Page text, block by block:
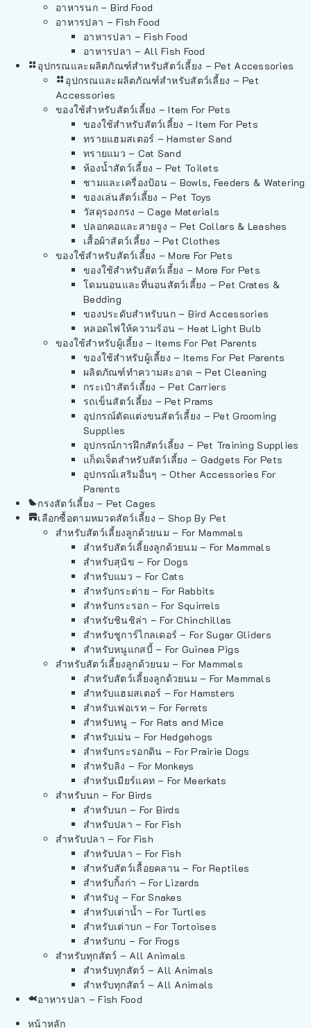
อาหารนก – Bird Food
อาหารปลา – Fish Food
อาหารปลา – Fish Food
อาหารปลา – All Fish Food
อุปกรณและผลิตภัณฑ์สำหรับสัตว์เลี้ยง – Pet Accessories
อุปกรณและผลิตภัณฑ์สำหรับสัตว์เลี้ยง – Pet
Accessories
ของใช้สำหรับสัตว์เลี้ยง – Item For Pets
ของใช้สำหรับสัตว์เลี้ยง – Item For Pets
ทรายแฮมสเตอร์ – Hamster Sand
ทรายแมว – Cat Sand
ห้องน้ำสัตว์เลี้ยง – Pet Toilets
ชามและเครื่องป้อน – Bowls, Feeders & Watering
ของเล่นสัตว์เลี้ยง – Pet Toys
วัสดุรองกรง – Cage Materials
ปลอกคอและสายจูง – Pet Collars & Leashes
เสื้อผ้าสัตว์เลี้ยง – Pet Clothes
ของใช้สำหรับสัตว์เลี้ยง – More For Pets
ของใช้สำหรับสัตว์เลี้ยง – More For Pets
โดมนอนและที่นอนสัตว์เลี้ยง – Pet Crates &
Bedding
ของประดับสำหรับนก – Bird Accessories
หลอดไฟให้ความร้อน – Heat Light Bulb
ของใช้สำหรับผู้เลี้ยง – Items For Pet Parents
ของใช้สำหรับผู้เลี้ยง – Items For Pet Parents
ผลิตภัณฑ์ทำความสะอาด – Pet Cleaning
กระเป๋าสัตว์เลี้ยง – Pet Carriers
รถเข็นสัตว์เลี้ยง – Pet Prams
อุปกรณ์ตัดแต่งขนสัตว์เลี้ยง – Pet Grooming
Supplies
อุปกรณ์การฝึกสัตว์เลี้ยง – Pet Training Supplies
แก็ดเจ็ตสำหรับสัตว์เลี้ยง – Gadgets For Pets
อุปกรณ์เสริมอื่นๆ – Other Accessories For
Parents
กรงสัตว์เลี้ยง – Pet Cages
เลือกซื้อตามหมวดสัตว์เลี้ยง – Shop By Pet
สำหรับสัตว์เลี้ยงลูกด้วยนม – For Mammals
สำหรับสัตว์เลี้ยงลูกด้วยนม – For Mammals
สำหรับสุนัข – For Dogs
สำหรับแมว – For Cats
สำหรับกระต่าย – For Rabbits
สำหรับกระรอก – For Squirrels
สำหรับชินชิล่า – For Chinchillas
สำหรับชูการ์ไกลเดอร์ – For Sugar Gliders
สำหรับหนูแกสบี้ – For Guinea Pigs
สำหรับสัตว์เลี้ยงลูกด้วยนม – For Mammals
สำหรับสัตว์เลี้ยงลูกด้วยนม – For Mammals
สำหรับแฮมสเตอร์ – For Hamsters
สำหรับเฟอเรท – For Ferrets
สำหรับหนู – For Rats and Mice
สำหรับเม่น – For Hedgehogs
สำหรับกระรอกดิน – For Prairie Dogs
สำหรับลิง – For Monkeys
สำหรับเมียร์แคท – For Meerkats
สำหรับนก – For Birds
สำหรับนก – For Birds
สำหรับปลา – For Fish
สำหรับปลา – For Fish
สำหรับปลา – For Fish
สำหรับสัตว์เลื้อยคลาน – For Reptiles
สำหรับกิ้งก่า – For Lizards
สำหรับงู – For Snakes
สำหรับเต่าน้ำ – For Turtles
สำหรับเต่าบก – For Tortoises
สำหรับกบ – For Frogs
สำหรับทุกสัตว์ – All Animals
สำหรับทุกสัตว์ – All Animals
สำหรับทุกสัตว์ – All Animals
อาหารปลา – Fish Food
หน้าหลัก